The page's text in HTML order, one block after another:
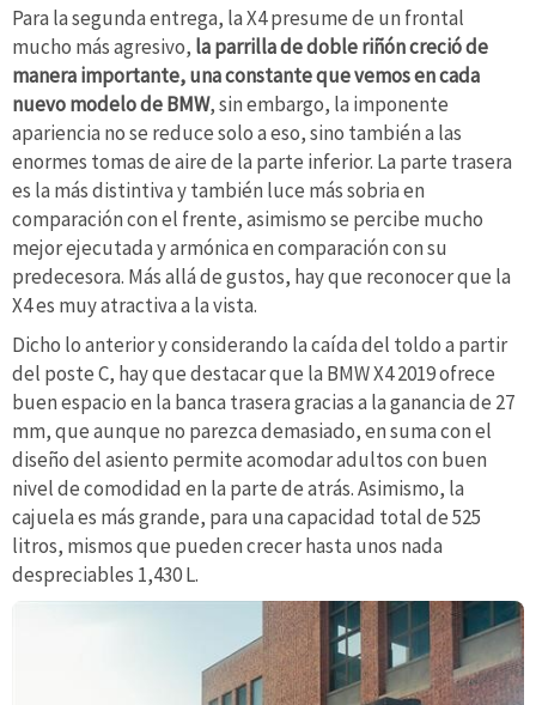
Para la segunda entrega, la X4 presume de un frontal
mucho más agresivo, la parrilla de doble riñón creció de
manera importante, una constante que vemos en cada
nuevo modelo de BMW, sin embargo, la imponente
apariencia no se reduce solo a eso, sino también a las
enormes tomas de aire de la parte inferior. La parte trasera
es la más distintiva y también luce más sobria en
comparación con el frente, asimismo se percibe mucho
mejor ejecutada y armónica en comparación con su
predecesora. Más allá de gustos, hay que reconocer que la
X4 es muy atractiva a la vista.
Dicho lo anterior y considerando la caída del toldo a partir
del poste C, hay que destacar que la BMW X4 2019 ofrece
buen espacio en la banca trasera gracias a la ganancia de 27
mm, que aunque no parezca demasiado, en suma conel
diseño del asiento permite acomodar adultos con buen
nivel de comodidad en la parte de atrás. Asimismo, la
cajuela es más grande, para una capacidad total de 525
litros, mismos que pueden crecer hasta unos nada
despreciables 1,430 L.